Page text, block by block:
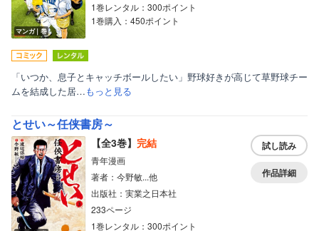
マンガ｜巻
1巻レンタル：300ポイント
1巻購入：450ポイント
「いつか、息子とキャッチボールしたい」野球好きが高じて草野球チー
ムを結成した居…もっと見る
とせい～任侠書房～
【全3巻】 完結
青年漫画
著者：今野敏...他
出版社：実業之日本社
233ページ
1巻レンタル：300ポイント
試し読み
作品詳細